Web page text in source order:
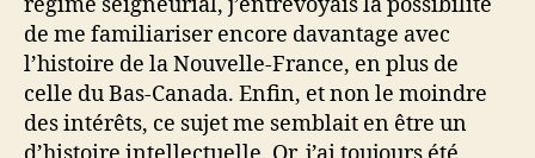
de me familiariser encore davantage avec
l’histoire de la Nouvelle-France, en plus de
celle du Bas-Canada. Enfin, et non le moindre
des intérêts, ce sujet me semblait en être un